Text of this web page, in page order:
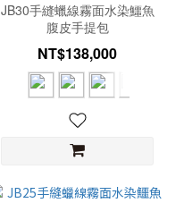
JB30手縫蠟線霧面水染鱷魚
腹皮手提包
NT$138,000